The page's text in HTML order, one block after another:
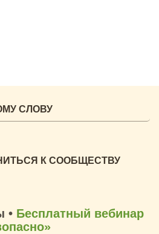
К СООБЩЕСТВУ
• Бесплатный вебинар